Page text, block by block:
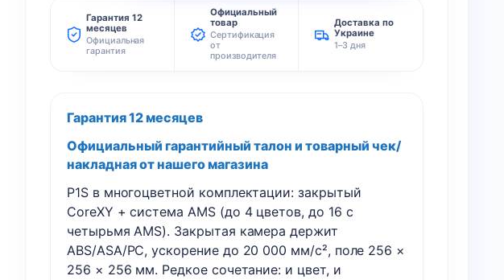
Гарантия 12 месяцев
Официальный гарантийный талон и товарный чек/
накладная от нашего магазина
P1S в многоцветной комплектации: закрытый
CoreXY + система AMS (до 4 цветов, до 16 с
четырьмя AMS). Закрытая камера держит
ABS/ASA/PC, ускорение до 20 000 мм/с², поле 256 ×
256 × 256 мм. Редкое сочетание: и цвет, и
Lab
принтер
Гарантия 12
месяцев
Официальная
гарантия
Официальный
товар
Сертификация
от
производителя
Доставка по
Украине
1–3 дня